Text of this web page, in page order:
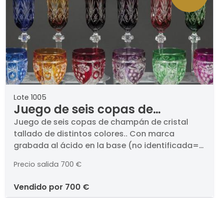
Lote 1005
Juego de seis copas de
champán de cristal tallado de
distintos colores
Juego de seis copas de champán de cristal
tallado de distintos colores.. Con marca
grabada al ácido en la base (no identificada=).
Precio salida 700 €
vendido por 700 €